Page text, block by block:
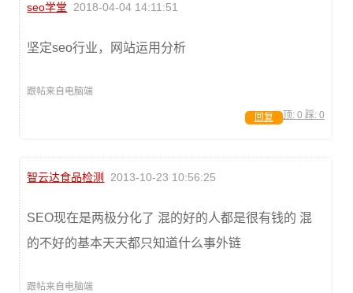
seo学堂 2018-04-04 14:11:51
坚定seo行业，网站运用分析
跟帖来自电脑端
顶: 0 踩: 0
回复
智云达食品检测 2013-10-23 10:56:25
SEO现在是两极分化了 混的好的人都是很有钱的 混
的不好的基本天天都只知道什么事外链
跟帖来自电脑端